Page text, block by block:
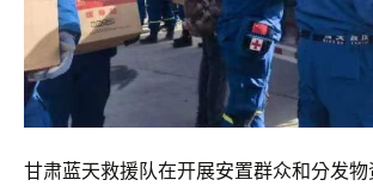
甘肃蓝天救援队在开展安置群众和分发物